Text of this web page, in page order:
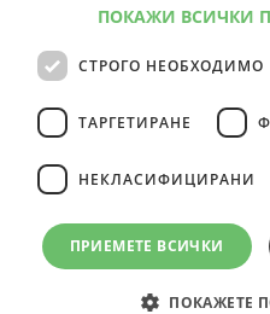
Университет:Шуменски
Константин Преславски"
Степени: Бакалавър, Магистър
Университет
15специалности
© 2000-2026 ФБО. Всички права
ПОКАЖИ ВСИЧКИ
СТРОГО НЕОБХОДИМО
ТАРГЕТИРАНЕ
НЕКЛАСИФИЦИРАНИ
ПРИЕМЕТЕ ВСИЧКИ
ПОКАЖЕТЕ